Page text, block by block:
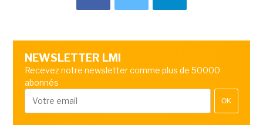
NEWSLETTER LMI
Recevez notre newsletter comme plus de 50000
abonnés
OK